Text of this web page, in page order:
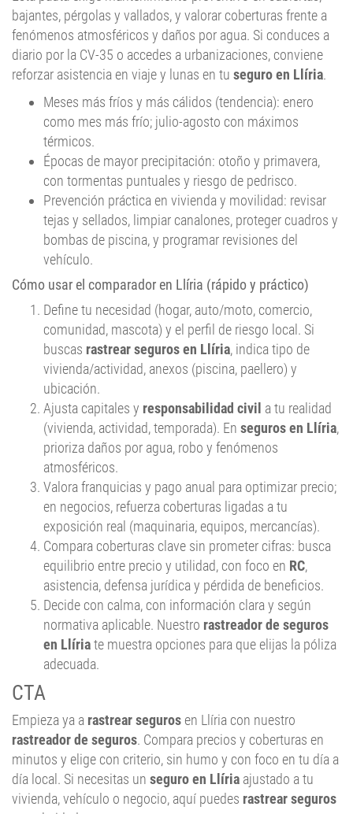
fenómenos atmosféricos y daños por agua. Si conduces a
diario por la CV-35 o accedes a urbanizaciones, conviene
reforzar asistencia en viaje y lunas en tuseguro en Llíria
Meses más fríos y más cálidos (tendencia): enero
como mes más frío; julio-agosto con máximos
térmicos.
Épocas de mayor precipitación: otoño y primavera,
con tormentas puntuales y riesgo de pedrisco.
Prevención práctica en vivienda y movilidad: revisar
tejas y sellados, limpiar canalones, proteger cuadros y
bombas de piscina, y programar revisiones del
vehículo.
Cómo usar el comparador en Llíria (rápido y práctico)
Define tu necesidad (hogar, auto/moto, comercio,
comunidad, mascota) y el perfil de riesgo local. Si
buscasrastrear seguros en Llíria, indica tipo de
vivienda/actividad, anexos (piscina, paellero) y
ubicación.
Ajusta capitales y
responsabilidad civil
a tu realidad
(vivienda, actividad, temporada). Enseguros en Llíria
prioriza daños por agua, robo y fenómenos
atmosféricos.
Valora franquicias y pago anual para optimizar precio;
en negocios, refuerza coberturas ligadas a tu
exposición real (maquinaria, equipos, mercancías).
Compara coberturas clave sin prometer cifras: busca
equilibrio entre precio y utilidad, con foco enRC,
asistencia, defensa jurídica y pérdida de beneficios.
Decide con calma, con información clara y según
normativa aplicable. Nuestrorastreador de seguros
en Llíriate muestra opciones para que elijas la póliza
adecuada.
CTA
Empieza ya a
rastreador de seguros. Compara precios y coberturas en
minutos y elige con criterio, sin humo y con foco en tu día a
día local. Si necesitas unseguro en Llíriaajustado a tu
vivienda, vehículo o negocio, aquí puedes rastrear seguros
con claridad.